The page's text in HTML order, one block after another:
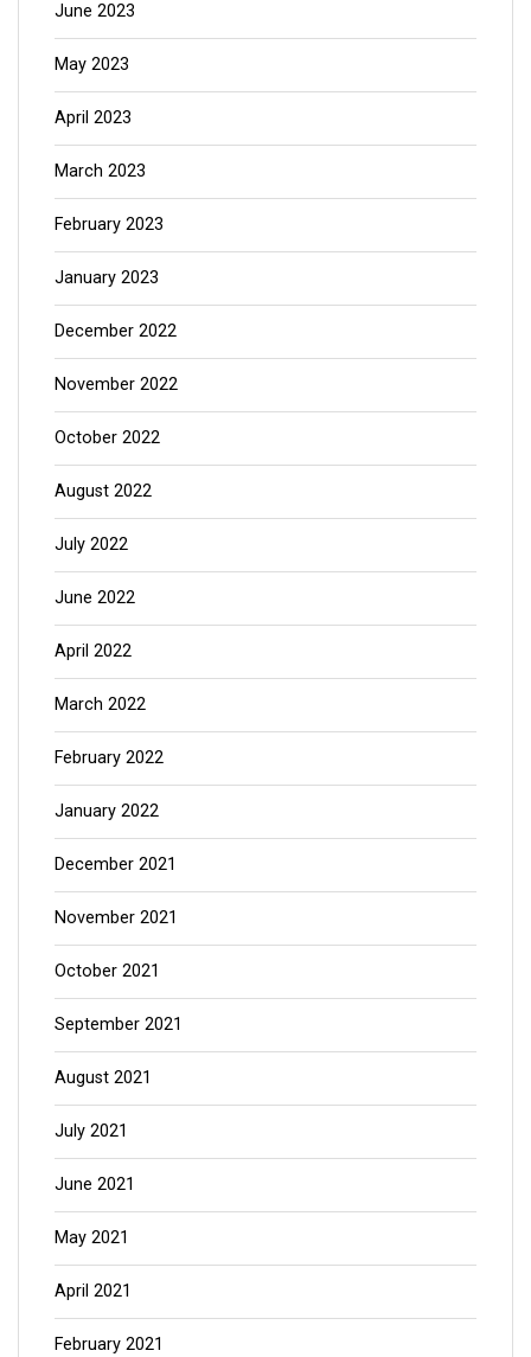
June 2023
May 2023
April 2023
March 2023
February 2023
January 2023
December 2022
November 2022
October 2022
August 2022
July 2022
June 2022
April 2022
March 2022
February 2022
January 2022
December 2021
November 2021
October 2021
September 2021
August 2021
July 2021
June 2021
May 2021
April 2021
February 2021